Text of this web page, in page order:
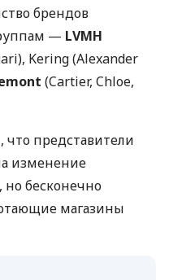
брендов
— LVMH
Kering (Alexander
(Cartier, Chloe,
что представители
изменение
но бесконечно
магазины